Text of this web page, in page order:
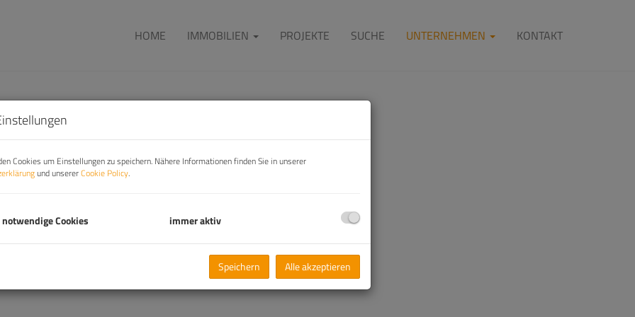
HOME IMMOBILIEN PROJEKTE SUCHE UNTERNEHMEN KONTAKT
Schwaiger,
office@immo-city.at
Cookies um Einstellungen zu speichern. Nähere Informationen finden Sie in unserer
und unsererCookie Policy.
Cookies immer aktiv
Speichern Alle akzeptieren